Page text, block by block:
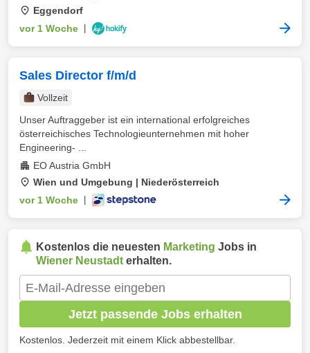
Eggendorf
vor 1 Woche
Sales Director f/m/d
Vollzeit
Unser Auftraggeber ist ein international erfolgreiches
österreichisches Technologieunternehmen mit hoher
Engineering- ...
EO Austria GmbH
Wien und Umgebung | Niederösterreich
vor 1 Woche
Kostenlos die neuesten Marketing Jobs in
Wiener Neustadt erhalten.
Jetzt passende Jobs erhalten
Kostenlos. Jederzeit mit einem Klick abbestellbar.